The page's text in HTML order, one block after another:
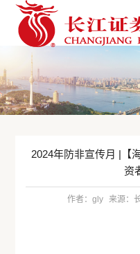
2024年防非宣传月 |【
资
作者：gly 来源：